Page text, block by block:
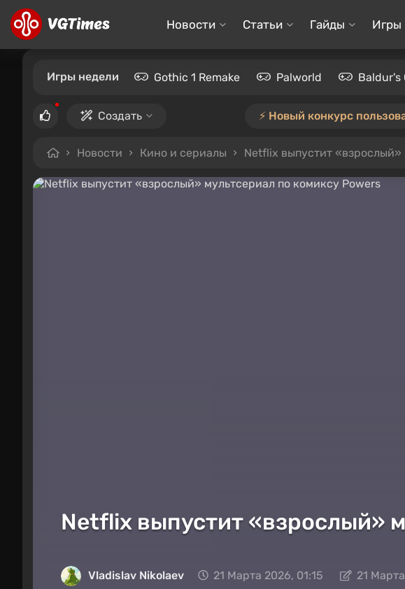
Новости Статьи Гайды Игры
Игры недели Gothic 1 Remake Palworld Baldur's
Создать ⚡️ Новый конкурс
Новости Кино и сериалы Netflix выпустит
Netflix выпустит «взрослый»
Vladislav Nikolaev 21 Марта 2026, 01:15 21